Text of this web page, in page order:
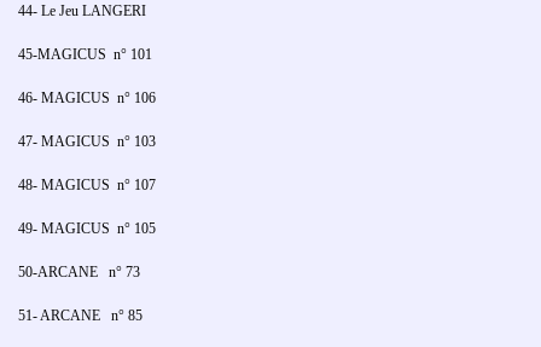
44- Le Jeu LANGERI
45-MAGICUS n° 101
46- MAGICUS n° 106
47- MAGICUS n° 103
48- MAGICUS n° 107
49- MAGICUS n° 105
50-ARCANE n° 73
51- ARCANE n° 85